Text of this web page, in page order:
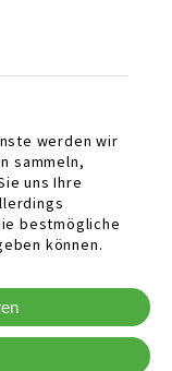
werden wir
sammeln,
uns Ihre
bestmögliche
können.